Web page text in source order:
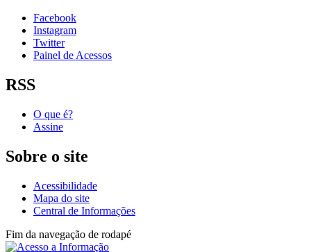
Facebook
Instagram
Twitter
Painel de Acessos
RSS
O que é?
Assine
Sobre o site
Acessibilidade
Mapa do site
Central de Informações
Fim da navegação de rodapé